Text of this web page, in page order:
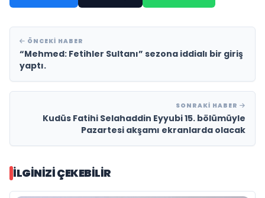
ÖNCEKI HABER
“Mehmed: Fetihler Sultanı” sezona iddialı bir giriş
yaptı.
SONRAKI HABER
Kudüs Fatihi Selahaddin Eyyubi 15. bölümüyle
Pazartesi akşamı ekranlarda olacak
İLGINIZI ÇEKEBILIR